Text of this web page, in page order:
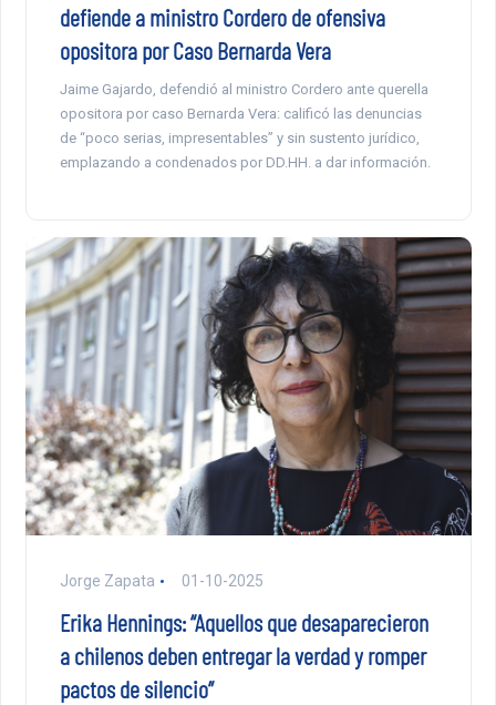
defiende a ministro Cordero de ofensiva
opositora por Caso Bernarda Vera
Jaime Gajardo, defendió al ministro Cordero ante querella
opositora por caso Bernarda Vera: calificó las denuncias
de “poco serias, impresentables” y sin sustento jurídico,
emplazando a condenados por DD.HH. a dar información.
Jorge Zapata 01-10-2025
Erika Hennings: “Aquellos que desaparecieron
a chilenos deben entregar la verdad y romper
pactos de silencio”